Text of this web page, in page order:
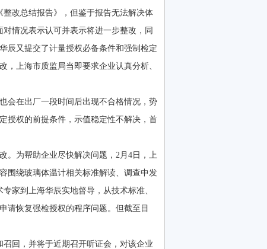
整改总结报告》，但鉴于报告无法解决体
情况表示认可并表示将进一步整改，同
辰又提交了计量授权必备条件和强制检定
上海市质监局当即要求企业认真分析、
会在出厂一段时间后出现不合格情况，势
授权的前提条件，示值稳定性不解决，首
。为帮助企业尽快解决问题，2月4日，上
围绕玻璃体温计相关标准解读、调查中发
家到上海华辰实地督导，从技术标准、
请恢复强检授权的程序问题。但截至目
回，并将于近期召开听证会，对该企业